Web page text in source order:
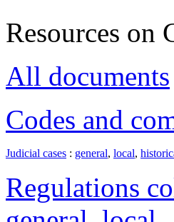
Resources on
All documents
Codes and
Judicial cases : general, local,
Regulations